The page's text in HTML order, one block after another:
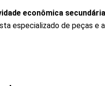
econômica secundária
especializado de peças